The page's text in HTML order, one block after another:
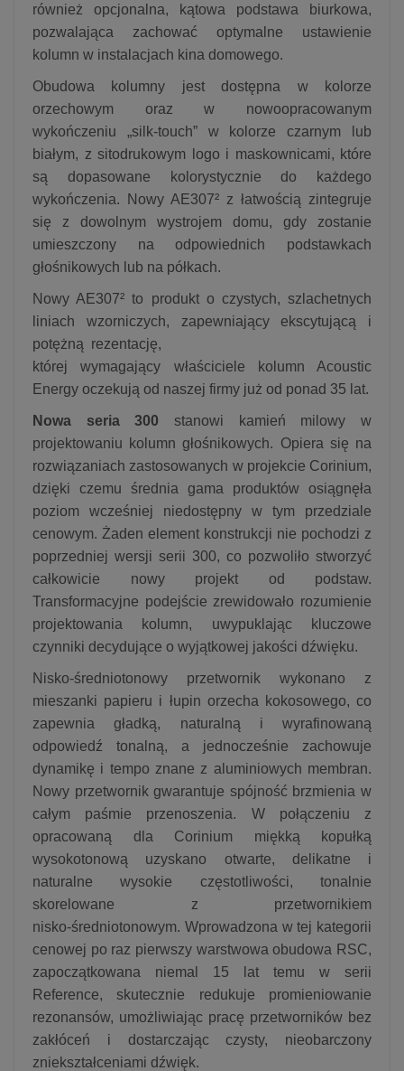
również opcjonalna, kątowa podstawa biurkowa,
pozwalająca zachować optymalne ustawienie
kolumn w instalacjach kina domowego.
Obudowa kolumny jest dostępna w kolorze
orzechowym oraz w nowoopracowanym
wykończeniu „silk-touch” w kolorze czarnym lub
białym, z sitodrukowym logo i maskownicami, które
są dopasowane kolorystycznie do każdego
wykończenia. Nowy AE307² z łatwością zintegruje
się z dowolnym wystrojem domu, gdy zostanie
umieszczony na odpowiednich podstawkach
głośnikowych lub na półkach.
Nowy AE307² to produkt o czystych, szlachetnych
liniach wzorniczych, zapewniający ekscytującą i
potężną rezentację,
której wymagający właściciele kolumn Acoustic
Energy oczekują od naszej firmy już od ponad 35 lat.
Nowa seria 300 stanowi kamień milowy w
projektowaniu kolumn głośnikowych. Opiera się na
rozwiązaniach zastosowanych w projekcie Corinium,
dzięki czemu średnia gama produktów osiągnęła
poziom wcześniej niedostępny w tym przedziale
cenowym. Żaden element konstrukcji nie pochodzi z
poprzedniej wersji serii 300, co pozwoliło stworzyć
całkowicie nowy projekt od podstaw.
Transformacyjne podejście zrewidowało rozumienie
projektowania kolumn, uwypuklając kluczowe
czynniki decydujące o wyjątkowej jakości dźwięku.
Nisko‑średniotonowy przetwornik wykonano z
mieszanki papieru i łupin orzecha kokosowego, co
zapewnia gładką, naturalną i wyrafinowaną
odpowiedź tonalną, a jednocześnie zachowuje
dynamikę i tempo znane z aluminiowych membran.
Nowy przetwornik gwarantuje spójność brzmienia w
całym paśmie przenoszenia. W połączeniu z
opracowaną dla Corinium miękką kopułką
wysokotonową uzyskano otwarte, delikatne i
naturalne wysokie częstotliwości, tonalnie
skorelowane z przetwornikiem
nisko‑średniotonowym. Wprowadzona w tej kategorii
cenowej po raz pierwszy warstwowa obudowa RSC,
zapoczątkowana niemal 15 lat temu w serii
Reference, skutecznie redukuje promieniowanie
rezonansów, umożliwiając pracę przetworników bez
zakłóceń i dostarczając czysty, nieobarczony
zniekształceniami dźwięk.